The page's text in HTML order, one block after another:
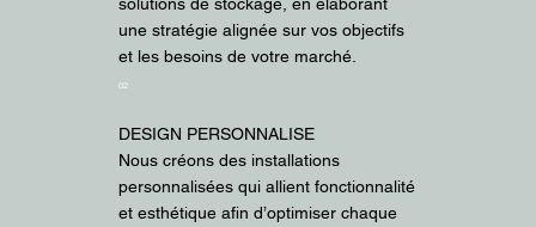
une stratégie alignée sur vos objectifs
et les besoins de votre marché.
02
DESIGN PERSONNALISE
Nous créons des installations
personnalisées qui allient fonctionnalité
et esthétique afin d’optimiser chaque